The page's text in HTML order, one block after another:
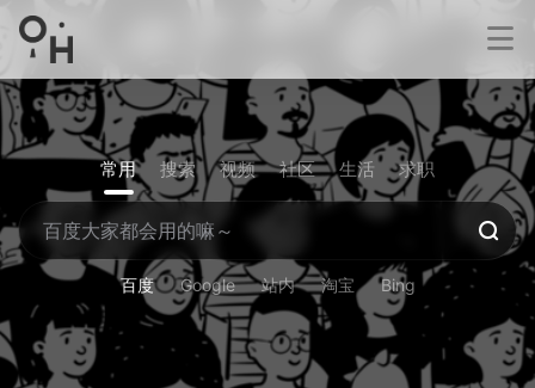
常用 搜索 视频 社区 生活 求职
百度 Google 站内 淘宝 Bing